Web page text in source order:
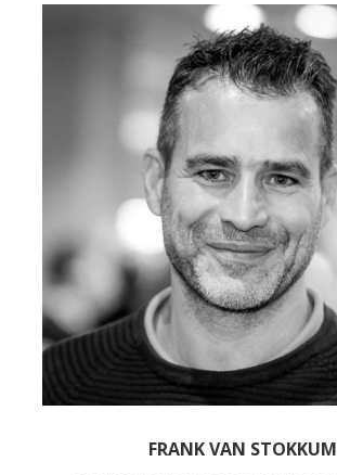
FRANK VAN STOKKUM